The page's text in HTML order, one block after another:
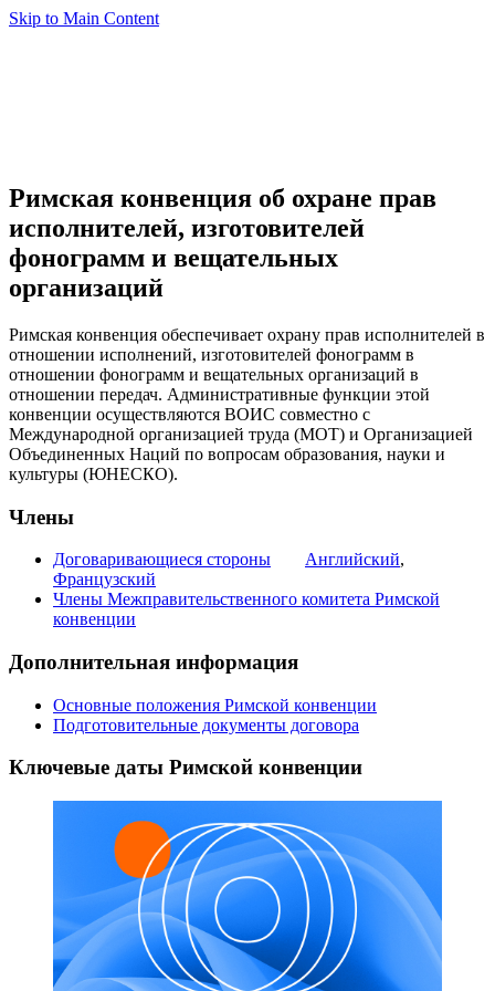
Skip to Main Content
Римская конвенция об охране прав
исполнителей, изготовителей
фонограмм и вещательных
организаций
Римская конвенция обеспечивает охрану прав исполнителей в
отношении исполнений, изготовителей фонограмм в
отношении фонограмм и вещательных организаций в
отношении передач. Административные функции этой
конвенции осуществляются ВОИС совместно с
Международной организацией труда (МОТ) и Организацией
Объединенных Наций по вопросам образования, науки и
культуры (ЮНЕСКО).
Члены
Договаривающиеся стороны Английский,
Французский
Члены Межправительственного комитета Римской
конвенции
Дополнительная информация
Основные положения Римской конвенции
Подготовительные документы договора
Ключевые даты Римской конвенции